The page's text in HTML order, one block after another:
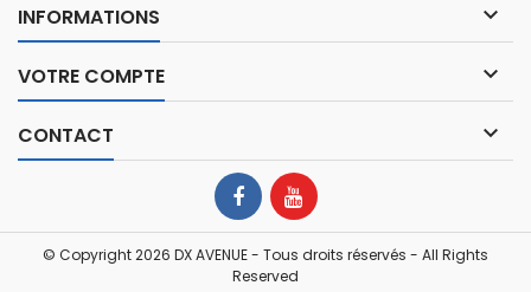
INFORMATIONS 
VOTRE COMPTE 
CONTACT 
© Copyright 2026 DX AVENUE - Tous droits réservés - All Rights
Reserved